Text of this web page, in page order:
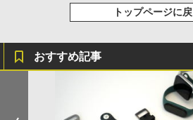
トップページに
おすすめ記事